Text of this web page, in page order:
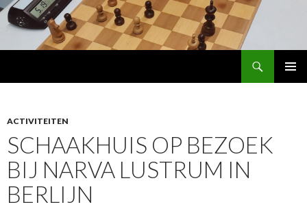
ACTIVITEITEN
SCHAAKHUIS OP BEZOEK
BIJ NARVA LUSTRUM IN
BERLIJN